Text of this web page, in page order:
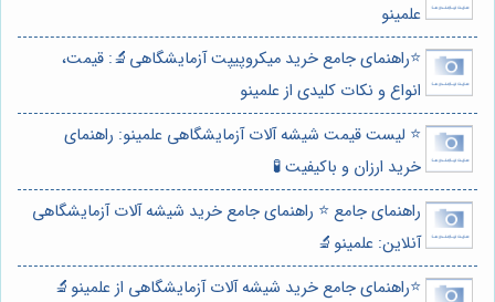
علمینو
⭐️راهنمای جامع خرید میکروپیپت آزمایشگاهی🔬: قیمت،
انواع و نکات کلیدی از علمینو
⭐️ لیست قیمت شیشه آلات آزمایشگاهی علمینو: راهنمای
خرید ارزان و باکیفیت 🧪
راهنمای جامع ⭐️ راهنمای جامع خرید شیشه آلات آزمایشگاهی
آنلاین: علمینو🔬
⭐️راهنمای جامع خرید شیشه آلات آزمایشگاهی از علمینو🔬